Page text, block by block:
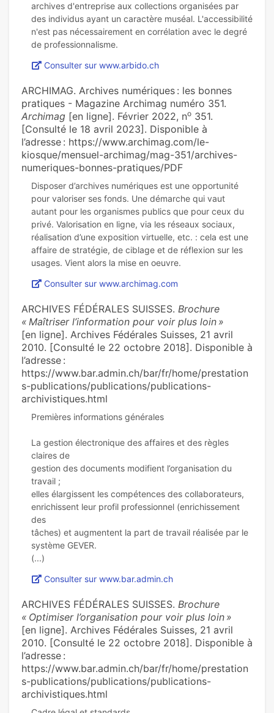
archives d'entreprise aux collections organisées par
des individus ayant un caractère muséal. L'accessibilité
n'est pas nécessairement en corrélation avec le degré
Consulter sur www.arbido.ch
ARCHIMAG. Archives numériques : les bonnes
pratiques - Magazine Archimag numéro 351.
Archimag [en ligne]. Février 2022, no 351.
[Consulté le 18 avril 2023]. Disponible à
l’adresse : https://www.archimag.com/le-
kiosque/mensuel-archimag/mag-351/archives-
numeriques-bonnes-pratiques/PDF
Disposer d’archives numériques est une opportunité
pour valoriser ses fonds. Une démarche qui vaut
autant pour les organismes publics que pour ceux du
privé. Valorisation en ligne, via les réseaux sociaux,
réalisation d’une exposition virtuelle, etc. : cela est une
affaire de stratégie, de ciblage et de réflexion sur les
Consulter sur www.archimag.com
ARCHIVES FÉDÉRALES SUISSES. Brochure
« Maîtriser l’information pour voir plus loin »
[en ligne]. Archives Fédérales Suisses, 21 avril
2010. [Consulté le 22 octobre 2018]. Disponible à
l’adresse :
https://www.bar.admin.ch/bar/fr/home/prestation
s-publications/publications/publications-
archivistiques.html
Premières informations générales
La gestion électronique des affaires et des règles
claires de
gestion des documents modifient l’organisation du
travail ;
elles élargissent les compétences des collaborateurs,
enrichissent leur profil professionnel (enrichissement
des
tâches) et augmentent la part de travail réalisée par le
système GEVER.
Consulter sur www.bar.admin.ch
ARCHIVES FÉDÉRALES SUISSES. Brochure
« Optimiser l’organisation pour voir plus loin »
[en ligne]. Archives Fédérales Suisses, 21 avril
2010. [Consulté le 22 octobre 2018]. Disponible à
l’adresse :
https://www.bar.admin.ch/bar/fr/home/prestation
s-publications/publications/publications-
archivistiques.html